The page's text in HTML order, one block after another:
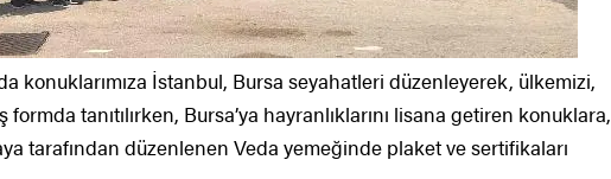
konuklarımıza İstanbul, Bursa seyahatleri düzenleyerek, ülkemizi,
tanıtılırken, Bursa’ya hayranlıklarını lisana getiren konuklara,
tarafından düzenlenen Veda yemeğinde plaket ve sertifikaları